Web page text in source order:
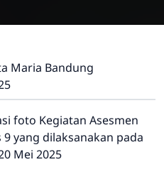
Maria Bandung
foto Kegiatan Asesmen
yang dilaksanakan pada
Mei 2025